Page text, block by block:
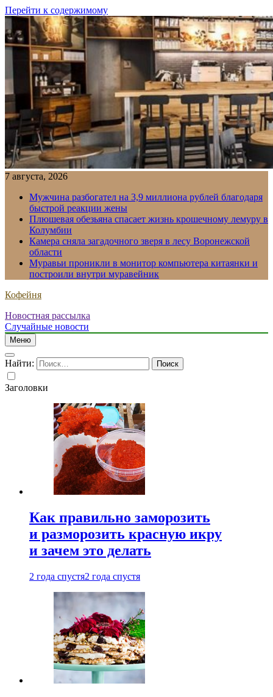
Перейти к содержимому
7 августа, 2026
Мужчина разбогател на 3,9 миллиона рублей благодаря
быстрой реакции жены
Плюшевая обезьяна спасает жизнь крошечному лемуру в
Колумбии
Камера сняла загадочного зверя в лесу Воронежской
области
Муравьи проникли в монитор компьютера китаянки и
построили внутри муравейник
Кофейня
Новостная рассылка
Случайные новости
Меню
Найти:
Заголовки
Как правильно заморозить
и разморозить красную икру
и зачем это делать
2 года спустя2 года спустя